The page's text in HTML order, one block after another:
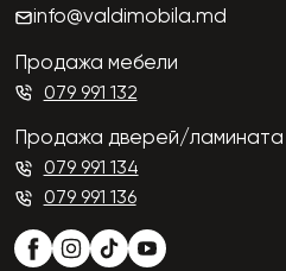
info@valdimobila.md
Продажа мебели
079 991 132
Продажа дверей/ламината
079 991 134
079 991 136